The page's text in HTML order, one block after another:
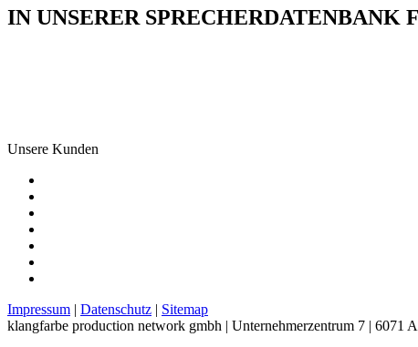
IN UNSERER SPRECHERDATENBANK
Unsere Kunden
Impressum | Datenschutz | Sitemap
klangfarbe production network gmbh | Unternehmerzentrum 7 | 6071